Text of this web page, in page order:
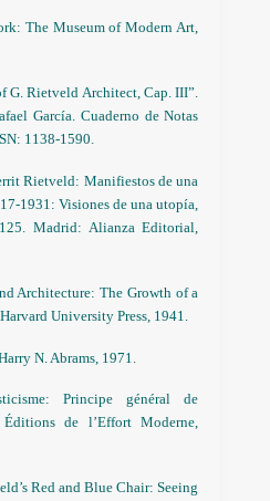
The Museum of Modern Art,
G. Rietveld Architect, Cap. III”.
García. Cuaderno de Notas
1138-1590.
Rietveld: Manifiestos de una
1931: Visiones de una utopía,
Madrid: Alianza Editorial,
Architecture: The Growth of a
University Press, 1941.
N. Abrams, 1971.
Principe général de
Éditions de l’Effort Moderne,
Red and Blue Chair: Seeing